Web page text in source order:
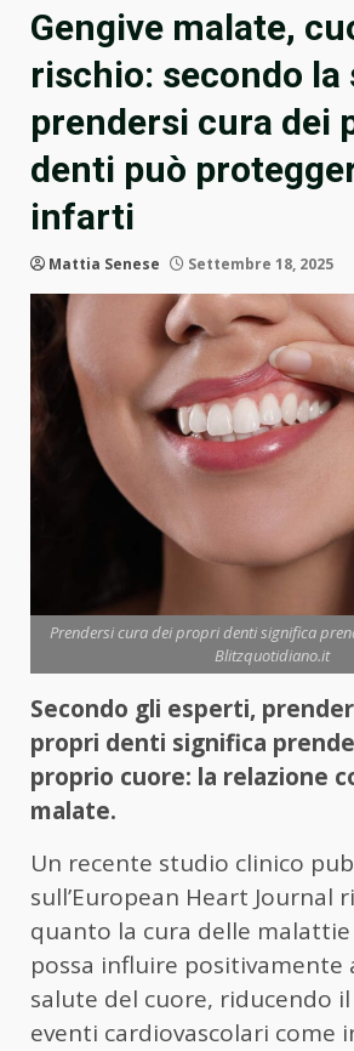
Gengive malate,
rischio: secondo la
prendersi cura dei
denti può
infarti
Mattia Senese Settembre 18, 2025
Prendersi cura dei propri denti significa
Blitzquotidiano.it
Secondo gli esperti,
propri denti significa
proprio cuore: la relazione
malate.
Un recente studio clinico
sull’European Heart Journal
quanto la cura delle malattie
possa influire positivamente
salute del cuore, riducendo
eventi cardiovascolari come